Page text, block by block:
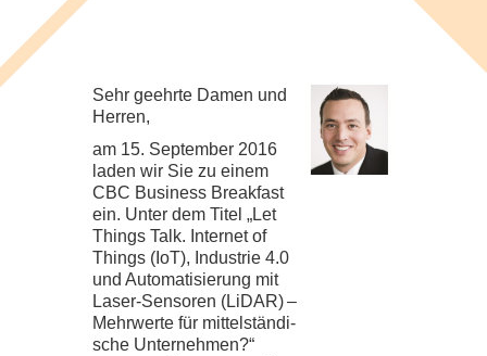
Sehr geehrte Damen und
Her­ren,
am 15. Sep­tem­ber 2016
laden wir Sie zu einem
CBC Busi­ness Bre­ak­fast
ein. Unter dem Titel „Let
Things Talk. Inter­net of
Things (IoT), Indus­trie 4.0
und Auto­ma­ti­sie­rung mit
Laser-​​Sensoren (LiDAR) –
Mehr­werte für mit­tel­stän­di­
sche Unter­neh­men?“